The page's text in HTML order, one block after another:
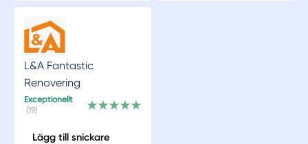
L&A Fantastic
Renovering
Exceptionellt
(19)
Lägg till snickare